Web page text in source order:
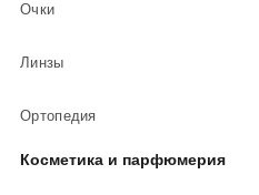
Очки
Линзы
Ортопедия
Косметика и парфюмерия